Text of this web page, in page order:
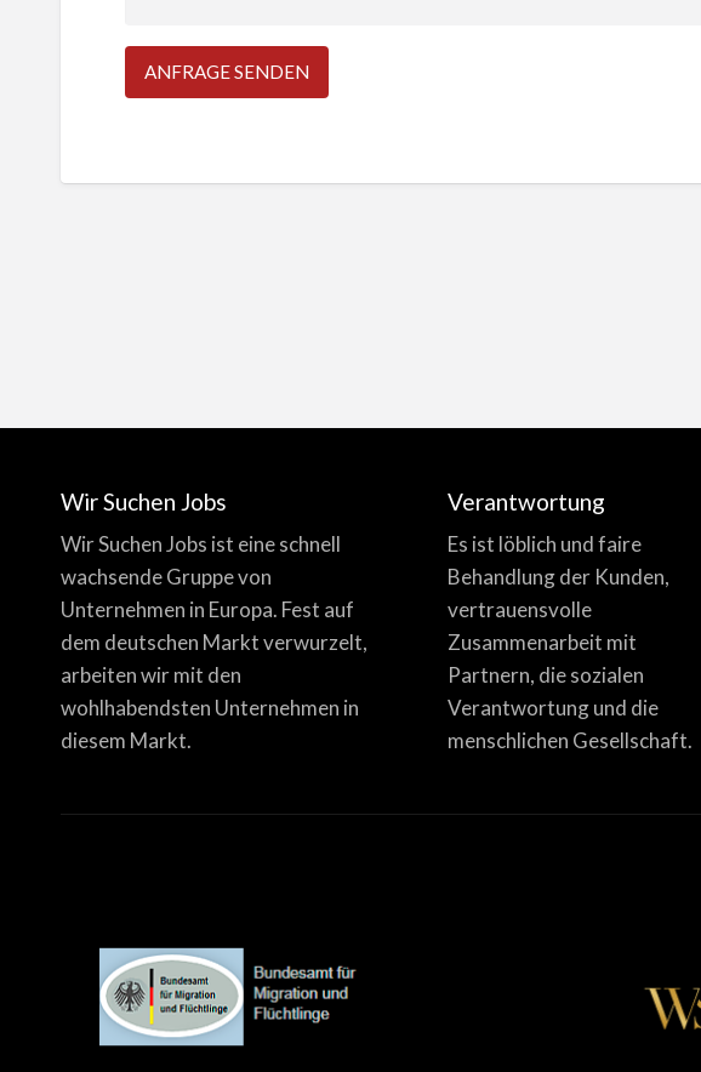
Wir Suchen Jobs
Wir Suchen Jobs ist eine schnell
wachsende Gruppe von
Unternehmen in Europa. Fest auf
dem deutschen Markt verwurzelt,
arbeiten wir mit den
wohlhabendsten Unternehmen in
diesem Markt.
Verantwortung
Es ist löblich und faire
Behandlung der Kunden,
vertrauensvolle
Zusammenarbeit mit
Partnern, die sozialen
Verantwortung und die
menschlichen Gesellschaft.